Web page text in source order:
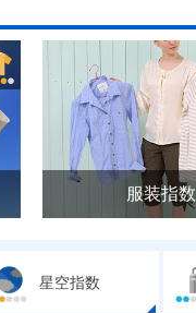
服装指数
星空指数